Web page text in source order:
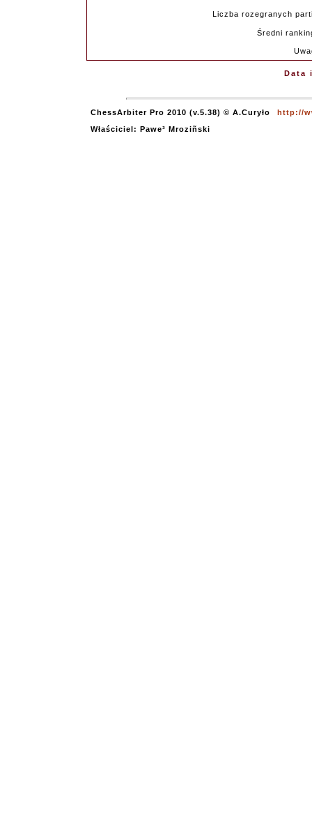
Liczba rozegranych
Średni
Data
ChessArbiter Pro 2010 (v.5.38) © A.Curyło
http://
Właściciel: Pawe³ Mroziñski